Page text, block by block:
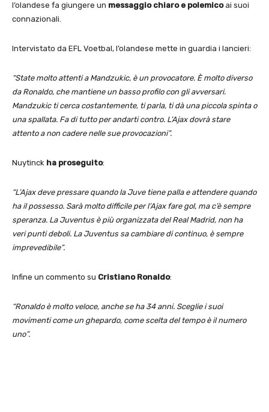
l’olandese fa giungere un messaggio chiaro e polemicoai suoi
connazionali.
Intervistato da EFL Voetbal, l’olandese mette in guardia i lancieri:
“State molto attenti a Mandzukic, è un provocatore. È molto diverso
da Ronaldo, che mantiene un basso profilo con gli avversari.
Mandzukic ti cerca costantemente, ti parla, ti dà una piccola spinta o
una spallata. Fa di tutto per andarti contro. L’Ajax dovrà stare
attento a non cadere nelle sue provocazioni”.
Nuytinck ha proseguito:
“L’Ajax deve pressare quando la Juve tiene palla e attendere quando
ha il possesso. Sarà molto difficile per l’Ajax fare gol, ma c’è sempre
speranza. La Juventus è più organizzata del Real Madrid, non ha
veri punti deboli. La Juventus sa cambiare di continuo, è sempre
imprevedibile”.
Infine un commento su Cristiano Ronaldo:
“Ronaldo è molto veloce, anche se ha 34 anni. Sceglie i suoi
movimenti come un ghepardo, come scelta del tempo è il numero
uno”.